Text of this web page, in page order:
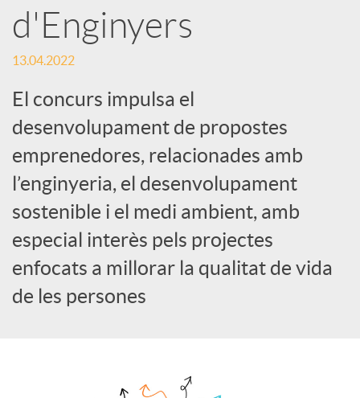
s
S
o
c
i
a
d'Enginyers
13.04.2022
El concurs impulsa el
desenvolupament de propostes
emprenedores, relacionades amb
l’enginyeria, el desenvolupament
sostenible i el medi ambient, amb
especial interès pels projectes
enfocats a millorar la qualitat de vida
de les persones